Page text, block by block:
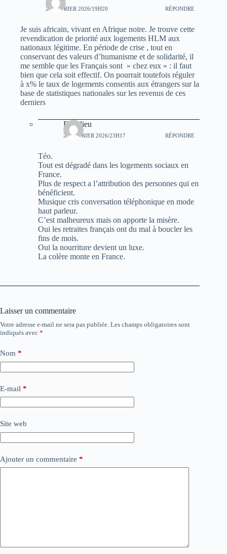
25 FÉVRIER 2026/19H20 RÉPONDRE
Je suis africain, vivant en Afrique noire. Je trouve cette
revendication de priorité aux logements HLM aux
nationaux légitime. En période de crise , tout en
conservant des valeurs d’humanisme et de solidarité, il
me semble que les Français sont » chez eux » : il faut
bien que cela soit effectif. On pourrait toutefois réguler
à x% le taux de logements consentis aux étrangers sur la
base de statistiques nationales sur les revenus de ces
derniers
Beaulieu
25 FÉVRIER 2026/23H17 RÉPONDRE
Téo.
Tout est dégradé dans les logements sociaux en
France.
Plus de respect a l’attribution des personnes qui en
bénéficient.
Musique cris conversation téléphonique en mode
haut parleur.
C’est malheureux mais on apporte la misère.
Oui les retraites français ont du mal à boucler les
fins de mois.
Oui la nourriture devient un luxe.
La colère monte en France.
Laisser un commentaire
Votre adresse e-mail ne sera pas publiée. Les champs obligatoires sont
indiqués avec *
Nom *
E-mail *
Site web
Ajouter un commentaire *